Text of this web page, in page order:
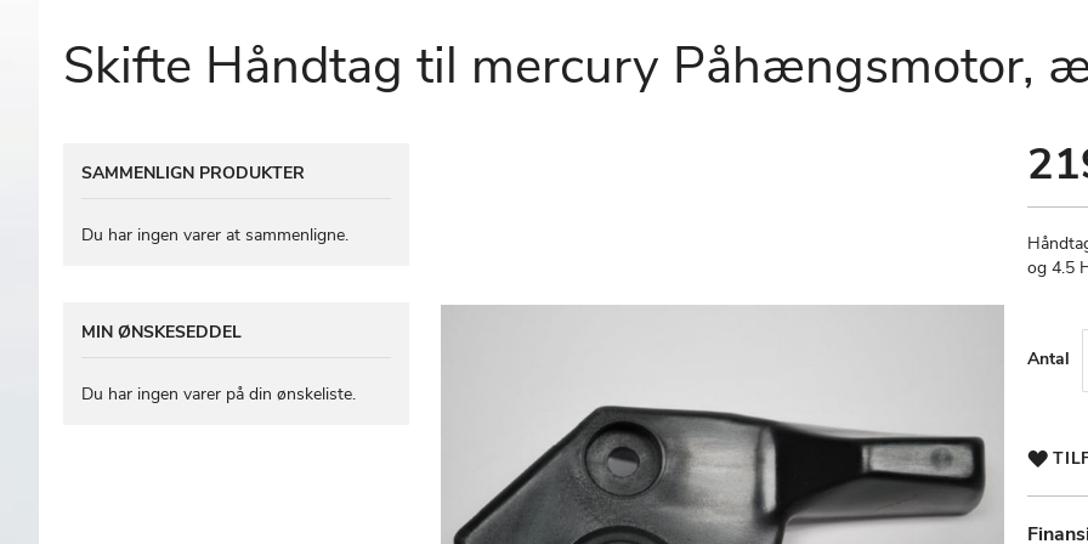
Skifte Håndtag til mercury Påhængsmotor,
og 4.5
Antal
SAMMENLIGN PRODUKTER
Du har ingen varer at sammenligne.
MIN ØNSKESEDDEL
Du har ingen varer på din ønskeliste.